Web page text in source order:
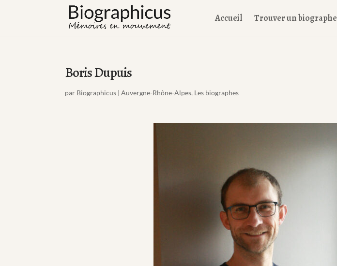
Accueil Trouver un biographe
Boris Dupuis
par Biographicus |Auvergne-Rhône-Alpes, Les biographes